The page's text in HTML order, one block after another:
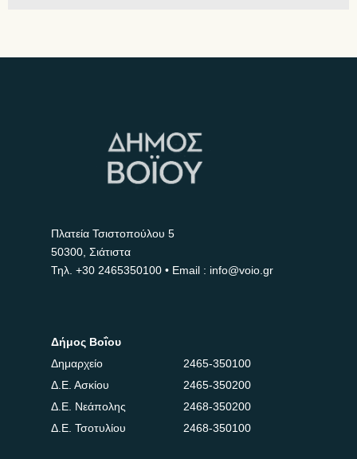
Πλατεία Τσιστοπούλου 5
50300, Σιάτιστα
Τηλ. +30 2465350100 • Email : info@voio.gr
Δήμος Βοΐου
Δημαρχείο
2465-350100
Δ.Ε. Ασκίου
2465-350200
Δ.Ε. Νεάπολης
2468-350200
Δ.Ε. Τσοτυλίου
2468-350100